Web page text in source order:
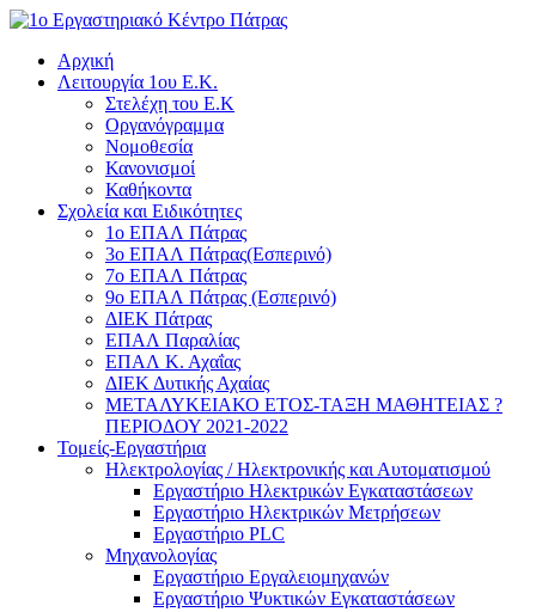
Αρχική
Λειτουργία 1ου Ε.Κ.
Στελέχη του Ε.Κ
Οργανόγραμμα
Νομοθεσία
Κανονισμοί
Καθήκοντα
Σχολεία και Ειδικότητες
1ο ΕΠΑΛ Πάτρας
3ο ΕΠΑΛ Πάτρας(Εσπερινό)
7ο ΕΠΑΛ Πάτρας
9ο ΕΠΑΛ Πάτρας (Εσπερινό)
ΔΙΕΚ Πάτρας
ΕΠΑΛ Παραλίας
ΕΠΑΛ Κ. Αχαΐας
ΔΙΕΚ Δυτικής Αχαίας
ΜΕΤΑΛΥΚΕΙΑΚΟ ΕΤΟΣ-ΤΑΞΗ ΜΑΘΗΤΕΙΑΣ ?
ΠΕΡΙΟΔΟΥ 2021-2022
Τομείς-Εργαστήρια
Ηλεκτρολογίας / Ηλεκτρονικής και Αυτοματισμού
Εργαστήριο Ηλεκτρικών Εγκαταστάσεων
Εργαστήριο Ηλεκτρικών Μετρήσεων
Εργαστήριο PLC
Μηχανολογίας
Εργαστήριο Εργαλειομηχανών
Εργαστήριο Ψυκτικών Εγκαταστάσεων